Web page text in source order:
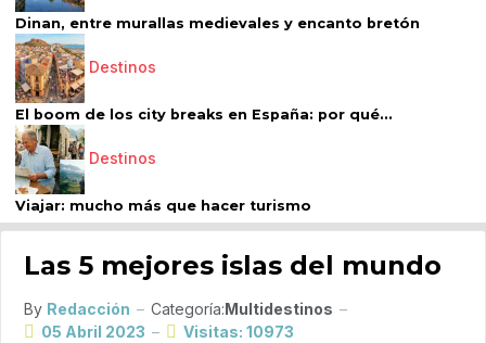
Dinan, entre murallas medievales y encanto bretón
Destinos
El boom de los city breaks en España: por qué...
Destinos
Viajar: mucho más que hacer turismo
Las 5 mejores islas del mundo
By Redacción Categoría:Multidestinos
05 Abril 2023
Visitas: 10973